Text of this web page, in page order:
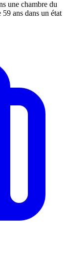
une chambre du
ans dans un état